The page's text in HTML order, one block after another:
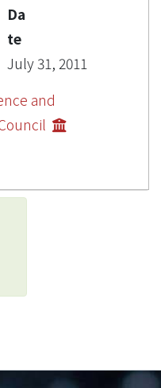
Da
te
July 31, 2011
and